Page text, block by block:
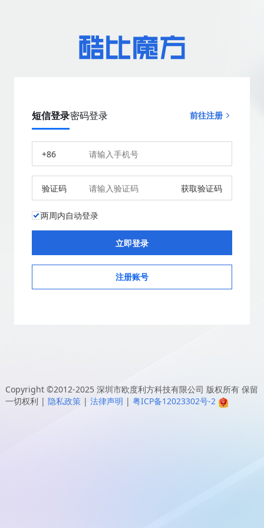
短信登录密码登录 前往注册
+86
验证码 获取验证码
两周内自动登录
注册账号
Copyright ©2012-2025 深圳市欧度利方科技有限公司 版权所有 保留
一切权利 | 隐私政策 | 法律声明 | 粤ICP备12023302号-2